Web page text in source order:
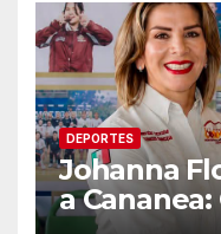
IMSS
DEPORTES
Johanna
a